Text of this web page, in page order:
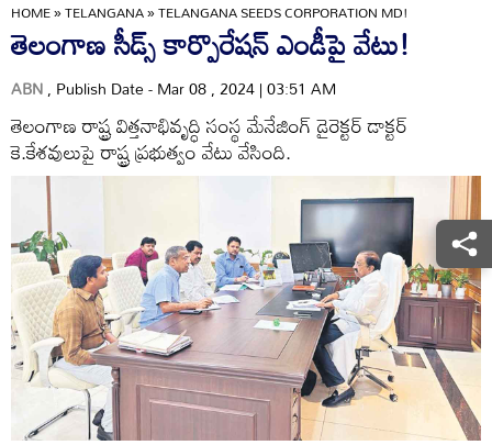
HOME»TELANGANA»TELANGANA SEEDS CORPORATION MD!
తెలంగాణ సీడ్స్‌ కార్పొరేషన్‌ ఎండీపై వేటు!
ABN, Publish Date - Mar 08 , 2024 | 03:51 AM
తెలంగాణ రాష్ట్ర విత్తనాభివృద్ధి సంస్థ మేనేజింగ్‌ డైరెక్టర్‌ డాక్టర్‌
కె.కేశవులుపై రాష్ట్ర ప్రభుత్వం వేటు వేసింది.